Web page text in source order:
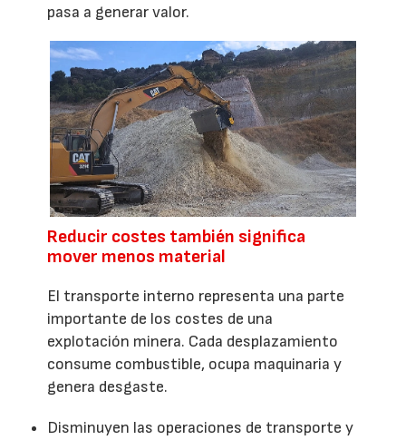
pasa a generar valor.
Reducir costes también significa
mover menos material
El transporte interno representa una parte
importante de los costes de una
explotación minera. Cada desplazamiento
consume combustible, ocupa maquinaria y
genera desgaste.
Disminuyen las operaciones de transporte y